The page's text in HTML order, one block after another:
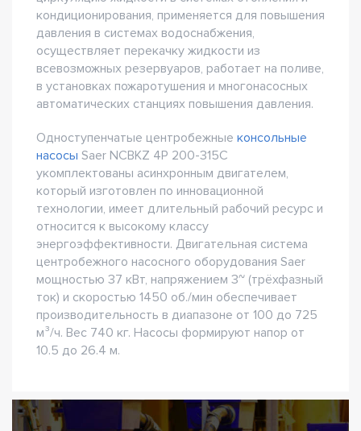
кондиционирования, применяется для повышения
давления в системах водоснабжения,
осуществляет перекачку жидкости из
всевозможных резервуаров, работает на поливе,
в установках пожаротушения и многонасосных
автоматических станциях повышения давления.
Одноступенчатые центробежные консольные
насосы Saer NCBKZ 4P 200-315C
укомплектованы асинхронным двигателем,
который изготовлен по инновационной
технологии, имеет длительный рабочий ресурс и
относится к высокому классу
энергоэффективности. Двигательная система
центробежного насосного оборудования Saer
мощностью 37 кВт, напряжением 3~ (трёхфазный
ток) и скоростью 1450 об./мин обеспечивает
производительность в диапазоне от 100 до 725
м³/ч. Вес 740 кг. Насосы формируют напор от
10.5 до 26.4 м.